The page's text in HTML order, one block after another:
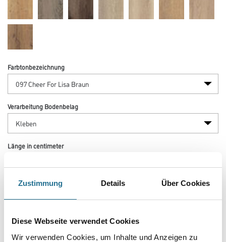
Zustimmung Details Über Cookies
Diese Webseite verwendet Cookies
Wir verwenden Cookies, um Inhalte und Anzeigen zu
Farbtonbezeichnung
Verarbeitung Bodenbelag
Länge in centimeter
Breite in centimeter
Gebinde